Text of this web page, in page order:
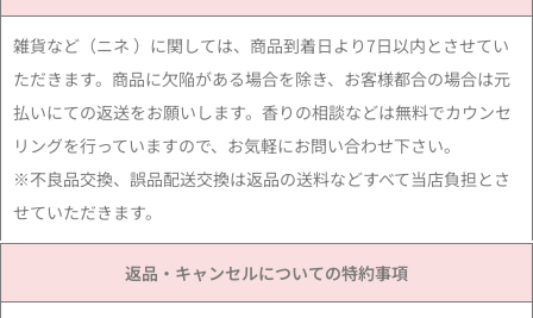
雑貨など（ニネ ）に関しては、商品到着日より7日以内とさせてい
ただきます。商品に欠陥がある場合を除き、お客様都合の場合は元
払いにての返送をお願いします。香りの相談などは無料でカウンセ
リングを行っていますので、お気軽にお問い合わせ下さい。
※不良品交換、誤品配送交換は返品の送料などすべて当店負担とさ
せていただきます。
返品・キャンセルについての特約事項